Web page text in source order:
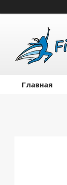
Главная